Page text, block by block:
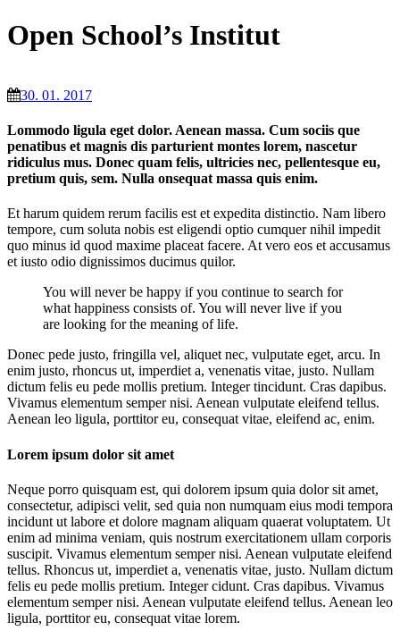
Open School’s Institut
30. 01. 2017
Lommodo ligula eget dolor. Aenean massa. Cum sociis que
penatibus et magnis dis parturient montes lorem, nascetur
ridiculus mus. Donec quam felis, ultricies nec, pellentesque eu,
pretium quis, sem. Nulla onsequat massa quis enim.
Et harum quidem rerum facilis est et expedita distinctio. Nam libero
tempore, cum soluta nobis est eligendi optio cumquer nihil impedit
quo minus id quod maxime placeat facere. At vero eos et accusamus
et iusto odio dignissimos ducimus quilor.
You will never be happy if you continue to search for
what happiness consists of. You will never live if you
are looking for the meaning of life.
Donec pede justo, fringilla vel, aliquet nec, vulputate eget, arcu. In
enim justo, rhoncus ut, imperdiet a, venenatis vitae, justo. Nullam
dictum felis eu pede mollis pretium. Integer tincidunt. Cras dapibus.
Vivamus elementum semper nisi. Aenean vulputate eleifend tellus.
Aenean leo ligula, porttitor eu, consequat vitae, eleifend ac, enim.
Lorem ipsum dolor sit amet
Neque porro quisquam est, qui dolorem ipsum quia dolor sit amet,
consectetur, adipisci velit, sed quia non numquam eius modi tempora
incidunt ut labore et dolore magnam aliquam quaerat voluptatem. Ut
enim ad minima veniam, quis nostrum exercitationem ullam corporis
suscipit. Vivamus elementum semper nisi. Aenean vulputate eleifend
tellus. Rhoncus ut, imperdiet a, venenatis vitae, justo. Nullam dictum
felis eu pede mollis pretium. Integer cidunt. Cras dapibus. Vivamus
elementum semper nisi. Aenean vulputate eleifend tellus. Aenean leo
ligula, porttitor eu, consequat vitae lorem.